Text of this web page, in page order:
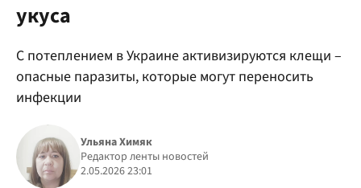
Стоп Политической Коррупции
Политика
укуса
С потеплением в Украине активизируются клещи –
опасные паразиты, которые могут переносить
инфекции
Ульяна Химяк
Редактор ленты новостей
2.05.2026 23:01